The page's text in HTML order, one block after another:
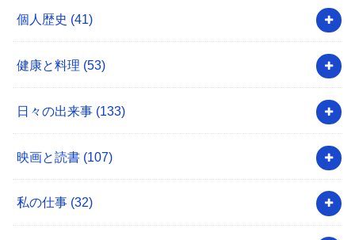
個人歴史 (41)
健康と料理 (53)
日々の出来事 (133)
映画と読書 (107)
私の仕事 (32)